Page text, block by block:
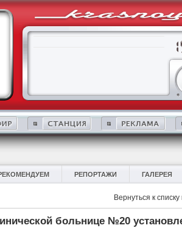
РЕПОРТАЖИ ГАЛЕРЕЯ
Вернуться к
больнице №20